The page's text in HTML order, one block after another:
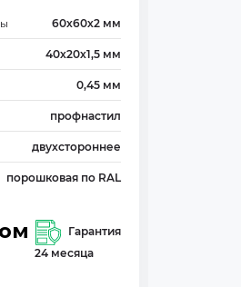
60х60х2 мм
40х20х1,5 мм
0,45 мм
профнастил
двухстороннее
порошковая по RAL
Гарантия
24 месяца